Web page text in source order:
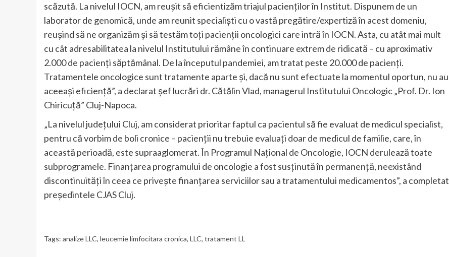
scăzută. La nivelul IOCN, am reușit să eficientizăm triajul pacienților în Institut. Dispunem de un
laborator de genomică, unde am reunit specialiști cu o vastă pregătire/expertiză în acest domeniu,
reușind să ne organizăm și să testăm toți pacienții oncologici care intră în IOCN. Asta, cu atât mai mult
cu cât adresabilitatea la nivelul Institutului rămâne în continuare extrem de ridicată – cu aproximativ
2.000 de pacienți săptămânal. De la începutul pandemiei, am tratat peste 20.000 de pacienți.
Tratamentele oncologice sunt tratamente aparte și, dacă nu sunt efectuate la momentul oportun, nu au
aceeași eficiență”, a declarat șef lucrări dr. Cătălin Vlad, managerul Institutului Oncologic „Prof. Dr. Ion
Chiricuță” Cluj-Napoca.
„La nivelul județului Cluj, am considerat prioritar faptul ca pacientul să fie evaluat de medicul specialist,
pentru că vorbim de boli cronice – pacienții nu trebuie evaluați doar de medicul de familie, care, în
această perioadă, este supraaglomerat. În Programul Național de Oncologie, IOCN derulează toate
subprogramele. Finanțarea programului de oncologie a fost susținută în permanență, neexistând
discontinuități în ceea ce privește finanțarea serviciilor sau a tratamentului medicamentos”, a completat
președintele CJAS Cluj.
Tags: analize LLC, leucemie limfocitara cronica, LLC, tratament LL